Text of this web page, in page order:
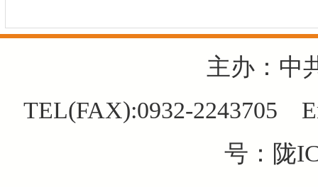
主办：中
TEL(FAX):0932-2243705
号：陇